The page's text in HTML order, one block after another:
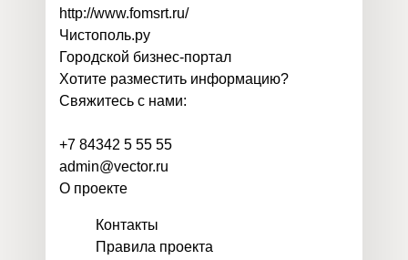
http://www.fomsrt.ru/
Чистополь.ру
Городской бизнес-портал
Хотите разместить информацию?
Свяжитесь с нами:
+7 84342 5 55 55
admin@vector.ru
О проекте
Контакты
Правила проекта